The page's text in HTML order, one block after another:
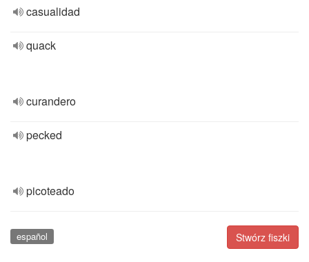
casualidad
quack
curandero
pecked
picoteado
Stwórz fiszki
español